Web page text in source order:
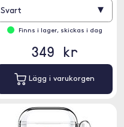
Svart ▾
Finns i lager, skickas i dag
349 kr
Lägg i varukorgen